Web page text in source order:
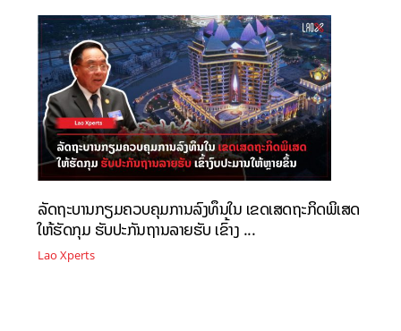
ລັດຖະບານກຽມຄວບຄຸມການລົງທຶນໃນ ເຂດເສດຖະກິດພິເສດ
ໃຫ້ຮັດກຸມ ຮັບປະກັນຖານລາຍຮັບ ເຂົ້າງ ...
Lao Xperts